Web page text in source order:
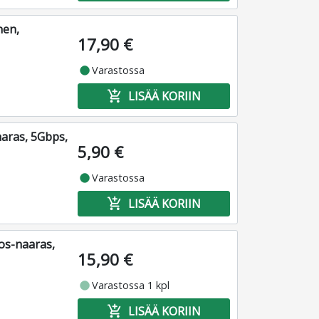
17,90 €
fiber_manual_recordVarastossa
add_shopping_cart LISÄÄ KORIIN
5Gbps,
5,90 €
fiber_manual_recordVarastossa
add_shopping_cart LISÄÄ KORIIN
naaras,
15,90 €
fiber_manual_recordVarastossa 1 kpl
add_shopping_cart LISÄÄ KORIIN